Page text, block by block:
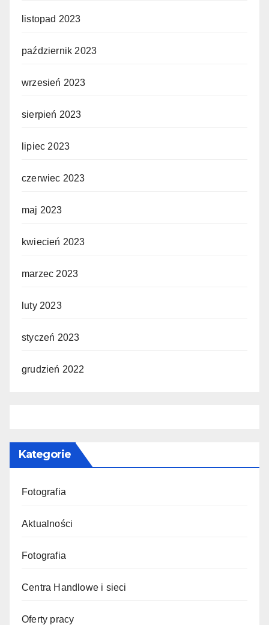
listopad 2023
październik 2023
wrzesień 2023
sierpień 2023
lipiec 2023
czerwiec 2023
maj 2023
kwiecień 2023
marzec 2023
luty 2023
styczeń 2023
grudzień 2022
Kategorie
Fotografia
Aktualności
Fotografia
Centra Handlowe i sieci
Oferty pracy